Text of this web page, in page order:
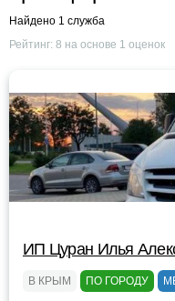
Найдено 1 служба
Рейтинг: 8 на основе 1 оценок
ИП Цуран Илья
В КРЫМ ПО ГОРОДУ